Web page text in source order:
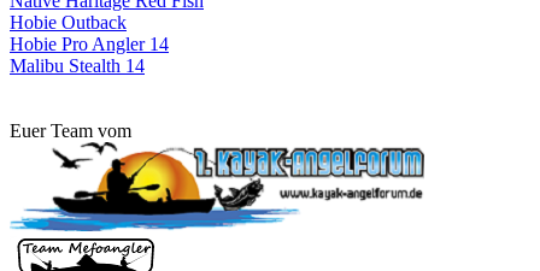
Hobie Outback
Hobie Pro Angler 14
Malibu Stealth 14
Euer Team vom